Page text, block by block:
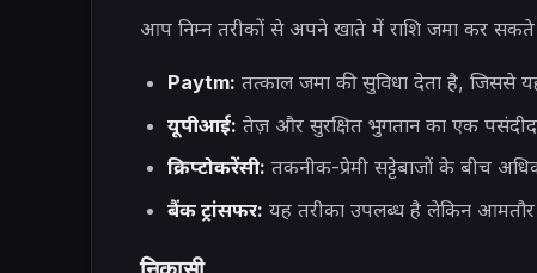
आप निम्न तरीकों से अपने खाते में राशि जमा कर
Paytm: तत्काल जमा की सुविधा देता है, जिससे
यूपीआई: तेज़ और सुरक्षित भुगतान का एक
क्रिप्टोकरेंसी: तकनीक-प्रेमी सट्टेबाजों के बीच
बैंक ट्रांसफर: यह तरीका उपलब्ध है लेकिन आमतौर